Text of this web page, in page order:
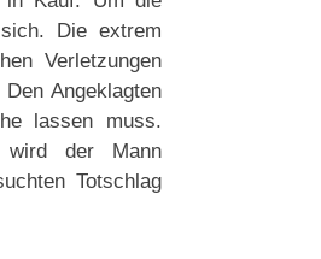
Die extrem
Verletzungen
Angeklagten
lassen muss.
wird der Mann
Totschlag